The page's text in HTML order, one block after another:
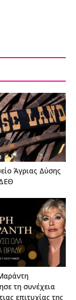
Άγριας Δύσης
τη συνέχεια
επιτυχίας της